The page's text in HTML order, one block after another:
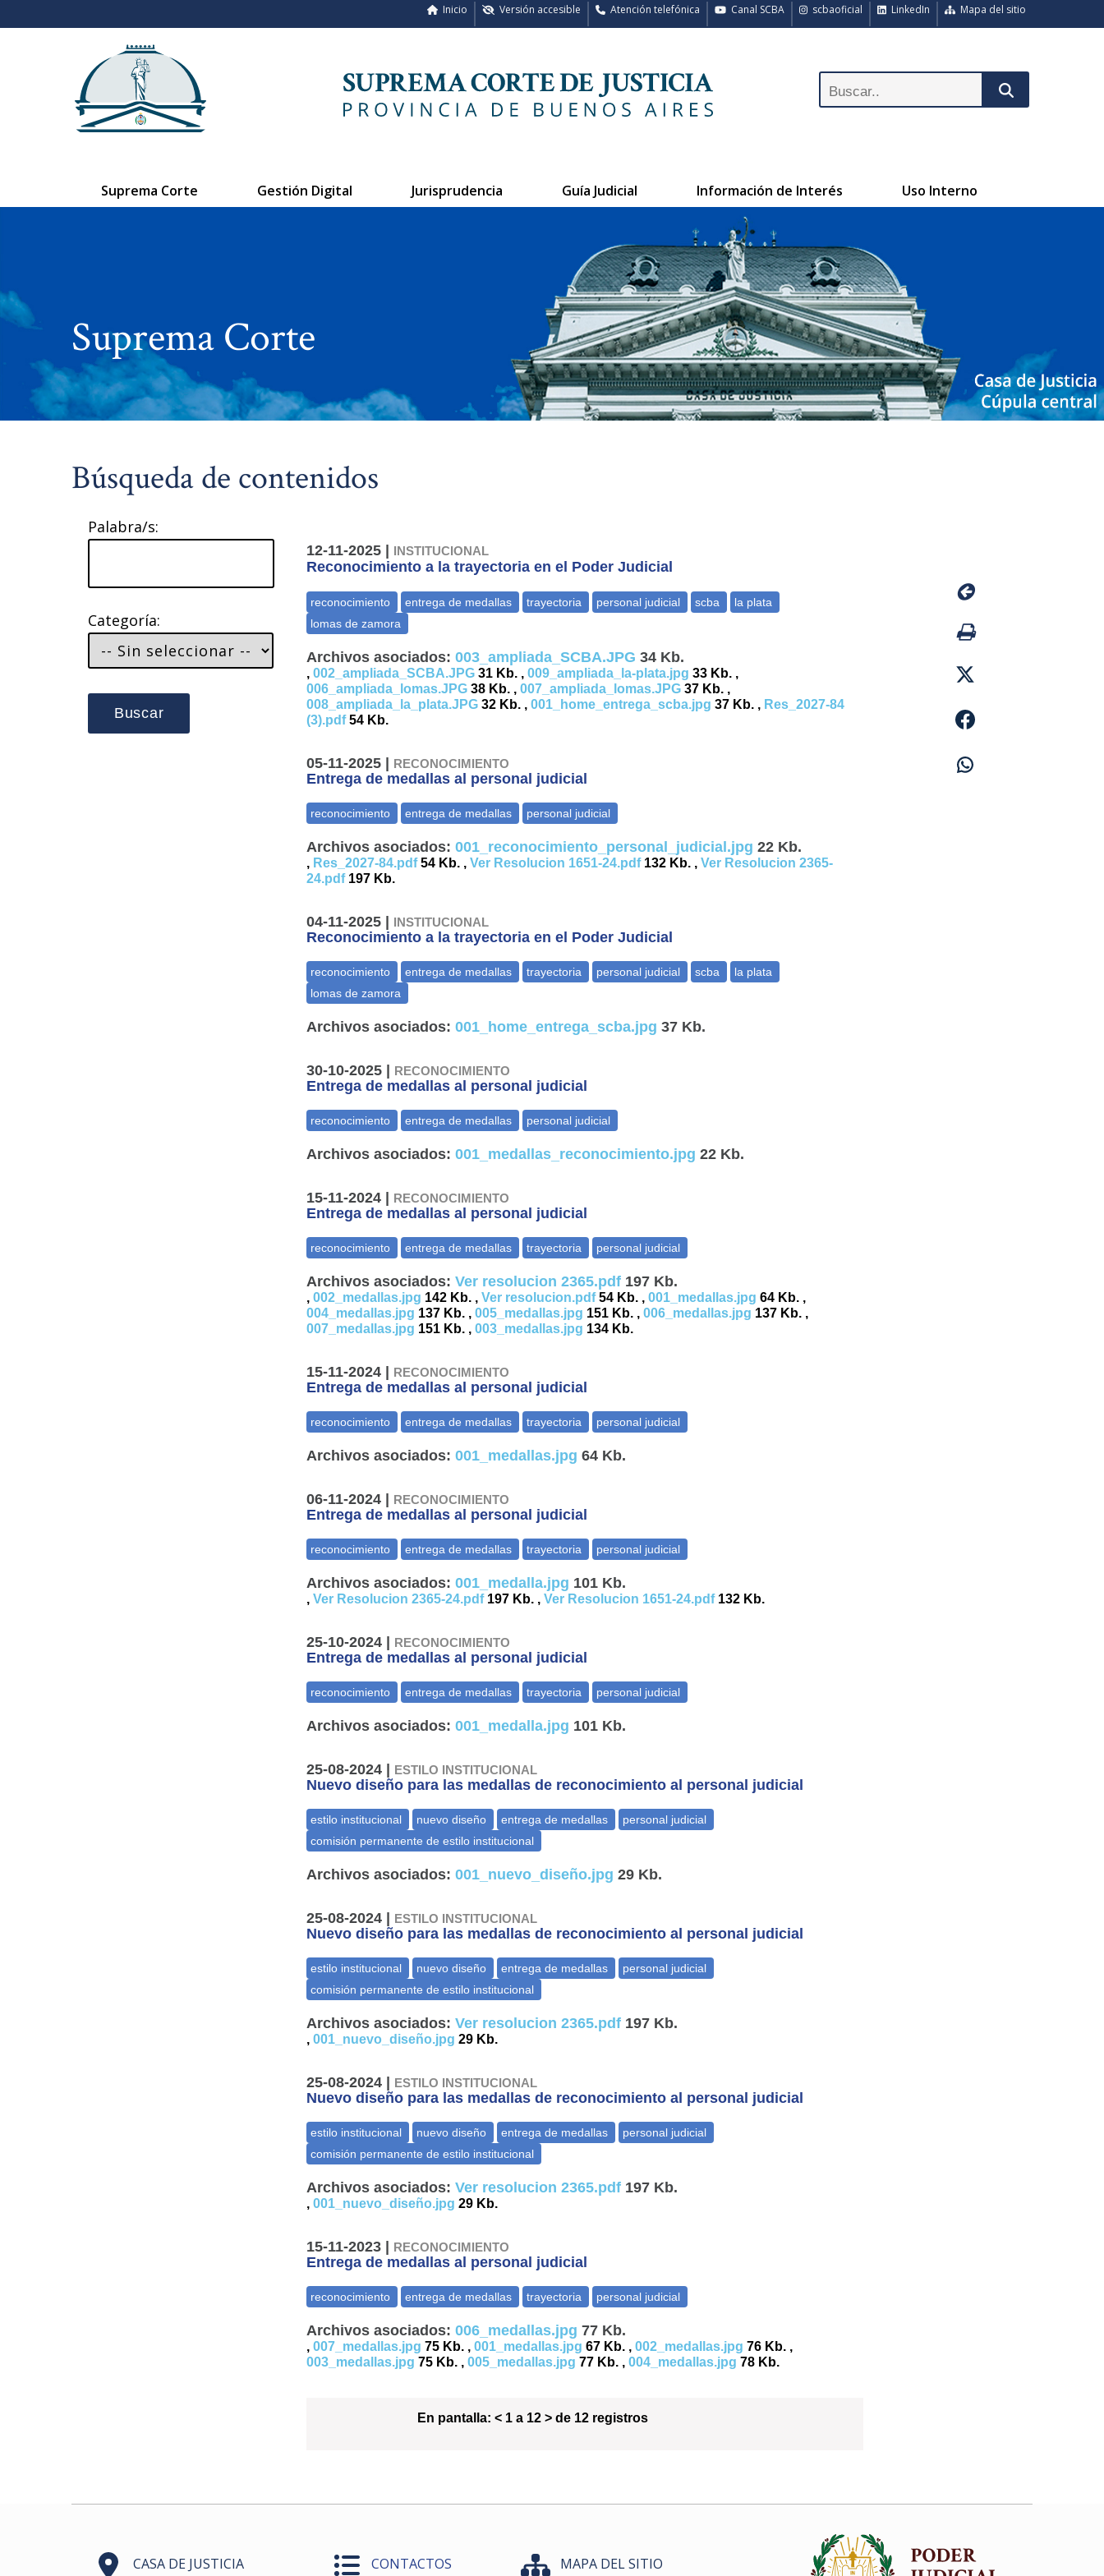
Mapa del sitio
LinkedIn
scbaoficial
Canal SCBA
Atención telefónica
Versión accesible
Inicio
Suprema Corte Gestión Digital Jurisprudencia Guía Judicial Información de Interés Uso Interno
Suprema Corte
Búsqueda de contenidos
Palabra/s:
Categoría:
Buscar
12-11-2025 | INSTITUCIONAL
Reconocimiento a la trayectoria en el Poder Judicial
Archivos asociados: 003_ampliada_SCBA.JPG 34 Kb.
, 002_ampliada_SCBA.JPG 31 Kb. , 009_ampliada_la-plata.jpg 33 Kb. ,
006_ampliada_lomas.JPG 38 Kb. , 007_ampliada_lomas.JPG 37 Kb. ,
008_ampliada_la_plata.JPG 32 Kb. , 001_home_entrega_scba.jpg 37 Kb. , Res_2027-84
(3).pdf54 Kb.
05-11-2025 | RECONOCIMIENTO
Entrega de medallas al personal judicial
Archivos asociados: 001_reconocimiento_personal_judicial.jpg 22 Kb.
, Res_2027-84.pdf54 Kb. , Ver Resolucion 1651-24.pdf132 Kb. , Ver Resolucion 2365-
24.pdf197 Kb.
04-11-2025 | INSTITUCIONAL
Reconocimiento a la trayectoria en el Poder Judicial
Archivos asociados: 001_home_entrega_scba.jpg 37 Kb.
30-10-2025 | RECONOCIMIENTO
Entrega de medallas al personal judicial
Archivos asociados: 001_medallas_reconocimiento.jpg 22 Kb.
15-11-2024 | RECONOCIMIENTO
Entrega de medallas al personal judicial
Archivos asociados: Ver resolucion 2365.pdf 197 Kb.
, 002_medallas.jpg 142 Kb. , Ver resolucion.pdf54 Kb. , 001_medallas.jpg 64 Kb. ,
004_medallas.jpg 137 Kb. , 005_medallas.jpg 151 Kb. , 006_medallas.jpg 137 Kb. ,
007_medallas.jpg 151 Kb. , 003_medallas.jpg 134 Kb.
15-11-2024 | RECONOCIMIENTO
Entrega de medallas al personal judicial
Archivos asociados: 001_medallas.jpg 64 Kb.
06-11-2024 | RECONOCIMIENTO
Entrega de medallas al personal judicial
Archivos asociados: 001_medalla.jpg 101 Kb.
, Ver Resolucion 2365-24.pdf197 Kb. , Ver Resolucion 1651-24.pdf132 Kb.
25-10-2024 | RECONOCIMIENTO
Entrega de medallas al personal judicial
Archivos asociados: 001_medalla.jpg 101 Kb.
25-08-2024 | ESTILO INSTITUCIONAL
Nuevo diseño para las medallas de reconocimiento al personal judicial
Archivos asociados: 001_nuevo_diseño.jpg 29 Kb.
25-08-2024 | ESTILO INSTITUCIONAL
Nuevo diseño para las medallas de reconocimiento al personal judicial
Archivos asociados: Ver resolucion 2365.pdf 197 Kb.
, 001_nuevo_diseño.jpg 29 Kb.
25-08-2024 | ESTILO INSTITUCIONAL
Nuevo diseño para las medallas de reconocimiento al personal judicial
Archivos asociados: Ver resolucion 2365.pdf 197 Kb.
, 001_nuevo_diseño.jpg 29 Kb.
15-11-2023 | RECONOCIMIENTO
Entrega de medallas al personal judicial
Archivos asociados: 006_medallas.jpg 77 Kb.
, 007_medallas.jpg 75 Kb. , 001_medallas.jpg 67 Kb. , 002_medallas.jpg 76 Kb. ,
003_medallas.jpg 75 Kb. , 005_medallas.jpg 77 Kb. , 004_medallas.jpg 78 Kb.
En pantalla: < 1 a 12 > de 12 registros
CASA DE JUSTICIA
CONTACTOS MAPA DEL SITIO